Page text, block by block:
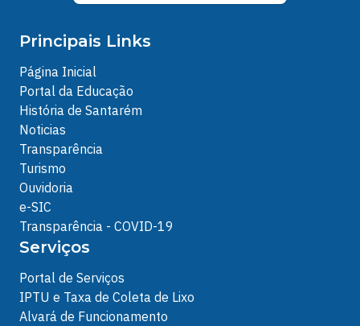
Principais Links
Página Inicial
Portal da Educação
História de Santarém
Noticias
Transparência
Turismo
Ouvidoria
e-SIC
Transparência - COVID-19
Serviços
Portal de Serviços
IPTU e Taxa de Coleta de Lixo
Alvará de Funcionamento